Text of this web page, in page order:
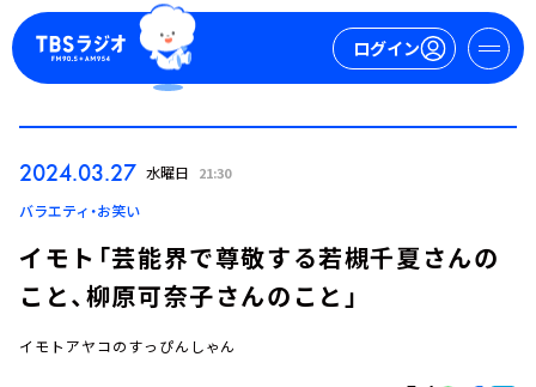
ログイン
ログイン
2024.03.27 水曜日 21:30
バラエティ・お笑い
イモト「芸能界で尊敬する若槻千夏さんの
こと、柳原可奈子さんのこと」
イモトアヤコのすっぴんしゃん